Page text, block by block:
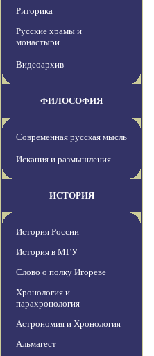
Риторика
Русские храмы и
монастыри
Видеоархив
ФИЛОСОФИЯ
Современная русская мысль
Искания и размышления
ИСТОРИЯ
История России
История в МГУ
Слово о полку Игореве
Хронология и
парахронология
Астрономия и Хронология
Альмагест